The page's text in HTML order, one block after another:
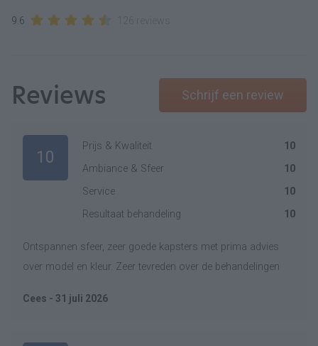
9.6
Reviews Schrijf een review
10
Prijs & Kwaliteit
10
Ambiance & Sfeer
10
Service
10
Resultaat behandeling
10
Ontspannen sfeer, zeer goede kapsters met prima advies
over model en kleur. Zeer tevreden over de behandelingen
Cees - 31 juli 2026